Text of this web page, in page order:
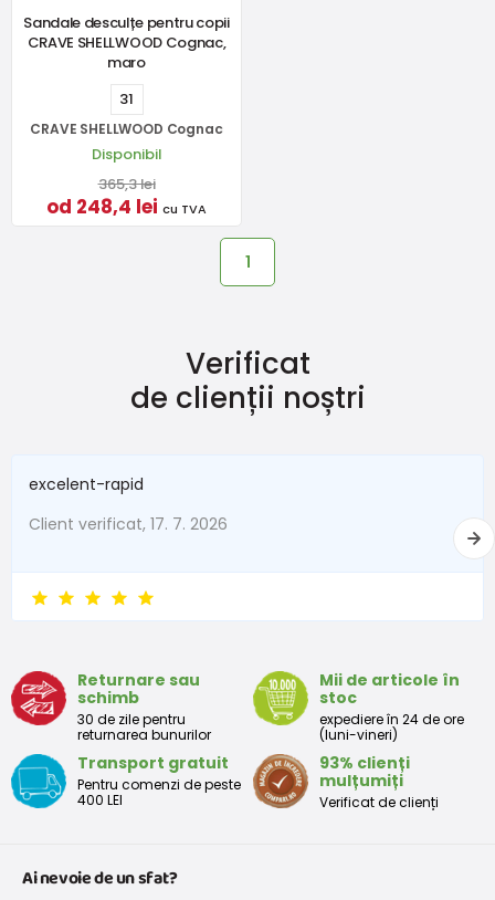
Sandale desculțe pentru copii
CRAVE SHELLWOOD Cognac,
maro
31
CRAVE SHELLWOOD Cognac
Disponibil
365,3 lei
od 248,4 lei cu TVA
1
Verificat
de clienții noștri
excelent-rapid
Client verificat, 17. 7. 2026
Returnare sau
schimb
30 de zile pentru
returnarea bunurilor
Mii de articole în
stoc
expediere în 24 de ore
(luni-vineri)
Transport gratuit
Pentru comenzi de peste
400 LEI
93% clienți
mulțumiți
Verificat de clienți
Ai nevoie de un sfat?